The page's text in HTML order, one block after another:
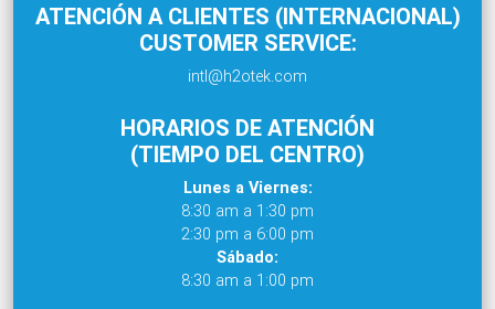
ATENCIÓN A CLIENTES (INTERNACIONAL)
CUSTOMER SERVICE:
intl@h2otek.com
HORARIOS DE ATENCIÓN
(TIEMPO DEL CENTRO)
Lunes a Viernes:
8:30 am a 1:30 pm
2:30 pm a 6:00 pm
Sábado:
8:30 am a 1:00 pm